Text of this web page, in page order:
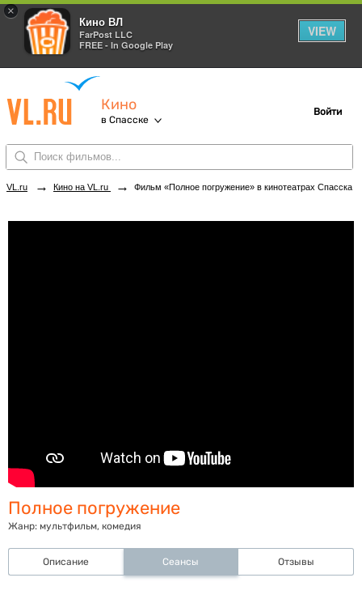
×
Кино ВЛ
FarPost LLC
FREE - In Google Play
VIEW
Кино
в Спасске
Войти
VL.ru → Кино на VL.ru → Фильм «Полное погружение» в кинотеатрах Спасска. Купить билеты!
Полное погружение
Жанр: мультфильм, комедия
Описание Сеансы Отзывы